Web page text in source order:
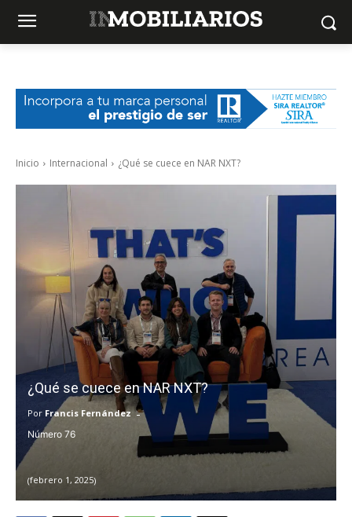
Inicio Internacional ¿Qué se cuece en NAR NXT?
¿Qué se cuece en NAR NXT?
Por Francis Fernández -
76
febrero 1, 2025